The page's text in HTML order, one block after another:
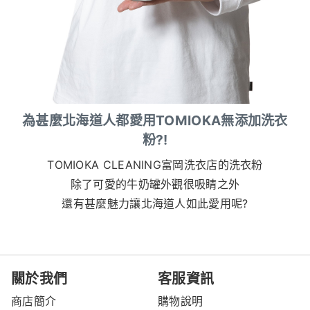
為甚麼北海道人都愛用TOMIOKA無添加洗衣
粉?!
TOMIOKA CLEANING富岡洗衣店的洗衣粉
除了可愛的牛奶罐外觀很吸睛之外
還有甚麼魅力讓北海道人如此愛用呢?
關於我們
商店簡介
客服資訊
購物說明